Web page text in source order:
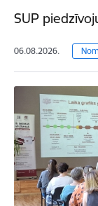
SUP
06.08.2026.